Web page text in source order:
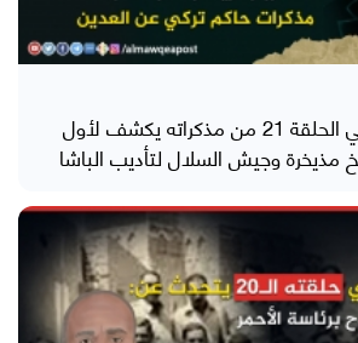
مقبل نصر غالب في الحلقة 21 من مذكراته يكشف لأول
مذيخرة وجيش السلال لتأديب الباشا